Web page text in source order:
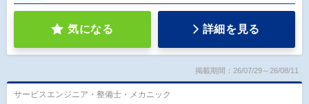
気になる 詳細を見る
掲載期間：26/07/29～26/08/11
サービスエンジニア・整備士・メカニック